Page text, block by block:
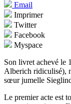
Email
Imprimer
Twitter
Facebook
Myspace
Son livret achevé le
Alberich ridiculisé),
sœur jumelle
Le premier acte est